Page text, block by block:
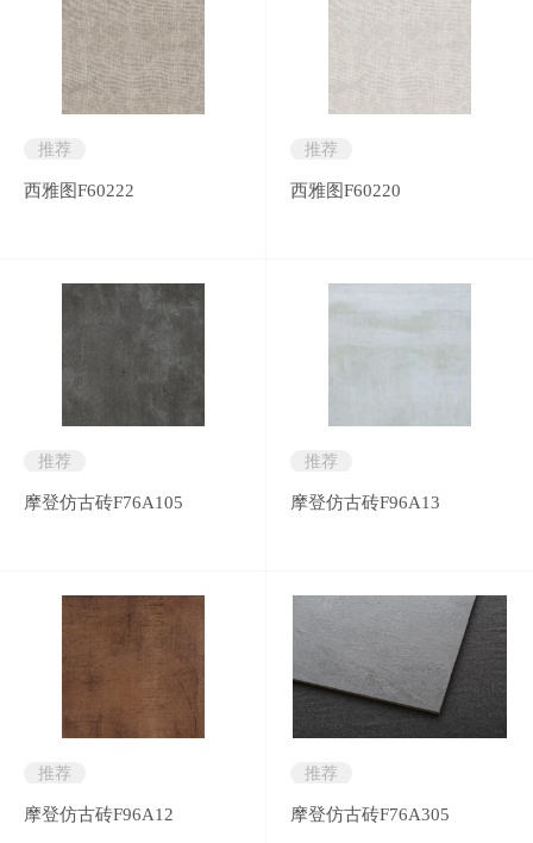
推荐
西雅图F60222
推荐
西雅图F60220
推荐
摩登仿古砖F76A105
推荐
摩登仿古砖F96A13
推荐
摩登仿古砖F96A12
推荐
摩登仿古砖F76A305